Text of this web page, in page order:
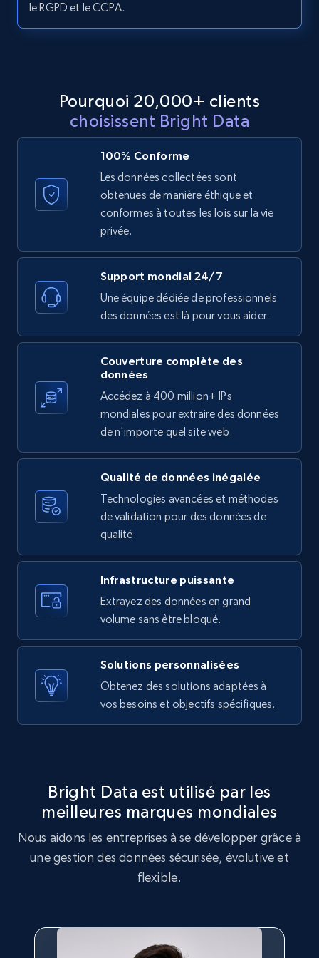
Youtube - Videos posts
URL, Title, Youtuber, Youtuber md5, Video url,
Youtube - Videos posts - Search new
youtube videos by keyword
URL, Title, Youtuber, Youtuber md5, Video url,
Video length, Likes, Views, and more.
8K+ 713+ Essai gratuit
Youtube - Videos posts - Discover videos by
channel URL
URL, Title, Youtuber, Youtuber md5, Video url,
Video length, Likes, Views, and more.
8K+ 713+ Essai gratuit
Youtube - Videos posts - Search videos by
keyword and then apply relevant video
filters
URL, Title, Youtuber, Youtuber md5, Video url,
Video length, Likes, Views, and more.
8K+ 713+ Essai gratuit
Youtube - Videos posts - Collect YouTube
posts by hashtags
URL, Title, Youtuber, Youtuber md5, Video url,
by Explore page URL
URL, Title, Youtuber, Youtuber md5, Video url,
Video length, Likes, Views, and more.
le RGPD et le CCPA.
Pourquoi 20,000+ clients
choisissent Bright Data
100% Conforme
Les données collectées sont
obtenues de manière éthique et
conformes à toutes les lois sur la vie
privée.
Support mondial 24/7
Une équipe dédiée de professionnels
des données est là pour vous aider.
Couverture complète des
données
Accédez à 400 million+ IPs
mondiales pour extraire des données
de n'importe quel site web.
Qualité de données inégalée
Technologies avancées et méthodes
de validation pour des données de
qualité.
Infrastructure puissante
Extrayez des données en grand
volume sans être bloqué.
Solutions personnalisées
Obtenez des solutions adaptées à
vos besoins et objectifs spécifiques.
Bright Data est utilisé par les
meilleures marques mondiales
Nous aidons les entreprises à se développer grâce à
une gestion des données sécurisée, évolutive et
flexible.